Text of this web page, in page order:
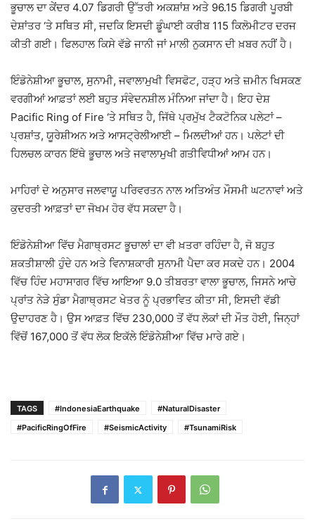
ਭੂਚਾਲ ਦਾ ਕੇਂਦਰ 4.07 ਡਿਗਰੀ ਉੱਤਰੀ ਅਕਸ਼ਾਂਸ਼ ਅਤੇ 96.15 ਡਿਗਰੀ ਪੂਰਬੀ
ਦੇਸ਼ਾਂਤਰ ‘ਤੇ ਸਥਿਤ ਸੀ, ਜਦਕਿ ਇਸਦੀ ਡੂੰਘਾਈ ਕਰੀਬ 115 ਕਿਲੋਮੀਟਰ ਦਰਜ
ਕੀਤੀ ਗਈ। ਫਿਲਹਾਲ ਕਿਸੇ ਵੱਡੇ ਜਾਨੀ ਜਾਂ ਮਾਲੀ ਨੁਕਸਾਨ ਦੀ ਖ਼ਬਰ ਨਹੀਂ ਹੈ।
ਇੰਡੋਨੇਸ਼ੀਆ ਭੂਚਾਲ, ਸੁਨਾਮੀ, ਜਵਾਲਾਮੁਖੀ ਵਿਸਫੋਟ, ਹੜ੍ਹ ਅਤੇ ਜ਼ਮੀਨ ਖਿਸਕਣ
ਵਰਗੀਆਂ ਆਫ਼ਤਾਂ ਲਈ ਬਹੁਤ ਸੰਵੇਦਨਸ਼ੀਲ ਮੰਨਿਆ ਜਾਂਦਾ ਹੈ। ਇਹ ਦੇਸ਼
Pacific Ring of Fire ‘ਤੇ ਸਥਿਤ ਹੈ, ਜਿੱਥੇ ਪ੍ਰਮੁੱਖ ਟੈਕਟੋਨਿਕ ਪਲੇਟਾਂ –
ਪ੍ਰਸ਼ਾਂਤ, ਯੂਰੇਸ਼ੀਅਨ ਅਤੇ ਆਸਟ੍ਰੇਲੀਆਈ – ਮਿਲਦੀਆਂ ਹਨ। ਪਲੇਟਾਂ ਦੀ
ਹਿਲਚਲ ਕਾਰਨ ਇੱਥੇ ਭੂਚਾਲ ਅਤੇ ਜਵਾਲਾਮੁਖੀ ਗਤੀਵਿਧੀਆਂ ਆਮ ਹਨ।
ਮਾਹਿਰਾਂ ਦੇ ਅਨੁਸਾਰ ਜਲਵਾਯੂ ਪਰਿਵਰਤਨ ਨਾਲ ਅਤਿਅੰਤ ਮੌਸਮੀ ਘਟਨਾਵਾਂ ਅਤੇ
ਕੁਦਰਤੀ ਆਫ਼ਤਾਂ ਦਾ ਜੋਖਮ ਹੋਰ ਵੱਧ ਸਕਦਾ ਹੈ।
ਇੰਡੋਨੇਸ਼ੀਆ ਵਿੱਚ ਮੈਗਾਥ੍ਰਸਟ ਭੂਚਾਲਾਂ ਦਾ ਵੀ ਖ਼ਤਰਾ ਰਹਿੰਦਾ ਹੈ, ਜੋ ਬਹੁਤ
ਸ਼ਕਤੀਸ਼ਾਲੀ ਹੁੰਦੇ ਹਨ ਅਤੇ ਵਿਨਾਸ਼ਕਾਰੀ ਸੁਨਾਮੀ ਪੈਦਾ ਕਰ ਸਕਦੇ ਹਨ। 2004
ਵਿੱਚ ਹਿੰਦ ਮਹਾਸਾਗਰ ਵਿੱਚ ਆਇਆ 9.0 ਤੀਬਰਤਾ ਵਾਲਾ ਭੂਚਾਲ, ਜਿਸਨੇ ਆਚੇ
ਪ੍ਰਾਂਤ ਨੇੜੇ ਸੁੰਡਾ ਮੈਗਾਥ੍ਰਸਟ ਖੇਤਰ ਨੂੰ ਪ੍ਰਭਾਵਿਤ ਕੀਤਾ ਸੀ, ਇਸਦੀ ਵੱਡੀ
ਉਦਾਹਰਣ ਹੈ। ਉਸ ਆਫ਼ਤ ਵਿੱਚ 230,000 ਤੋਂ ਵੱਧ ਲੋਕਾਂ ਦੀ ਮੌਤ ਹੋਈ, ਜਿਨ੍ਹਾਂ
ਵਿੱਚੋਂ 167,000 ਤੋਂ ਵੱਧ ਲੋਕ ਇਕੱਲੇ ਇੰਡੋਨੇਸ਼ੀਆ ਵਿੱਚ ਮਾਰੇ ਗਏ।
TAGS #IndonesiaEarthquake
#NaturalDisaster
#PacificRingOfFire
#SeismicActivity #TsunamiRisk